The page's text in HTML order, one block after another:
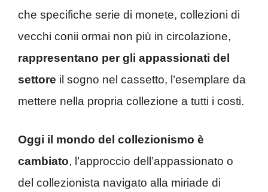
che specifiche serie di monete, collezioni di
vecchi conii ormai non più in circolazione,
rappresentano per gli appassionati del
settore il sogno nel cassetto, l’esemplare da
mettere nella propria collezione a tutti i costi.
Oggi il mondo del collezionismo è
cambiato, l’approccio dell’appassionato o
del collezionista navigato alla miriade di